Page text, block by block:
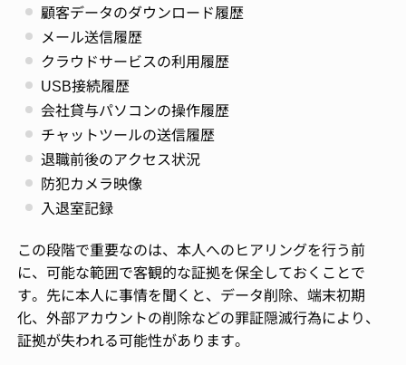
顧客データのダウンロード履歴
メール送信履歴
クラウドサービスの利用履歴
USB接続履歴
会社貸与パソコンの操作履歴
チャットツールの送信履歴
退職前後のアクセス状況
防犯カメラ映像
入退室記録
この段階で重要なのは、本人へのヒアリングを行う前
に、可能な範囲で客観的な証拠を保全しておくことで
す。先に本人に事情を聞くと、データ削除、端末初期
化、外部アカウントの削除などの罪証隠滅行為により、
証拠が失われる可能性があります。